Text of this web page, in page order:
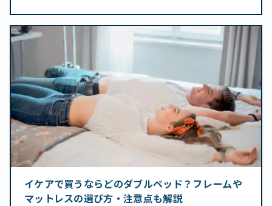
イケアで買うならどのダブルベッド？フレームや
マットレスの選び方・注意点も解説